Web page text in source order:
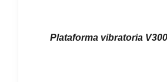
Plataforma vibratoria